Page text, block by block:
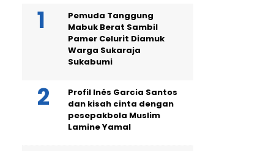
Pemuda Tanggung
Mabuk Berat Sambil
Pamer Celurit Diamuk
Warga Sukaraja
Sukabumi
Profil Inés Garcia Santos
dan kisah cinta dengan
pesepakbola Muslim
Lamine Yamal